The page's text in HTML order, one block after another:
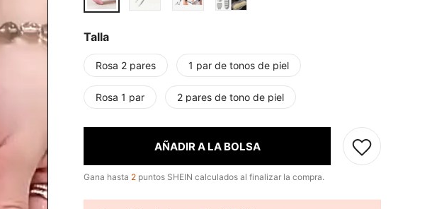
Talla
Rosa 2 pares 1 par de tonos de piel
Rosa 1 par 2 pares de tono de piel
AÑADIR A LA BOLSA
Gana hasta 2 puntos SHEIN calculados al finalizar la compra.